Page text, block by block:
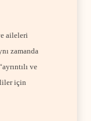
aileleri
zamanda
ve
için